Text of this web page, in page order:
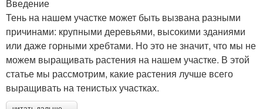
Введение
Тень на нашем участке может быть вызвана разными
причинами: крупными деревьями, высокими зданиями
или даже горными хребтами. Но это не значит, что мы не
можем выращивать растения на нашем участке. В этой
статье мы рассмотрим, какие растения лучше всего
выращивать на тенистых участках.